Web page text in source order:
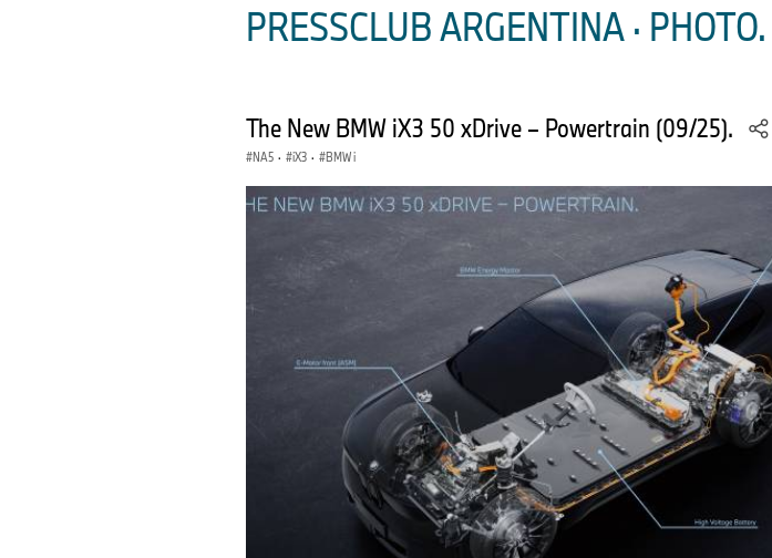
PRESSCLUB ARGENTINA · PHOTO.
The New BMW iX3 50 xDrive – Powertrain (09/25).
NA5 · iX3 · BMW i